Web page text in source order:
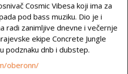
Cosmic Vibesa koji ima za
pod bass muziku. Dio je i
radi zanimljive dnevne i večernje
ekipe Concrete Jungle
podznaku dnb i dubstep.
oberonn/